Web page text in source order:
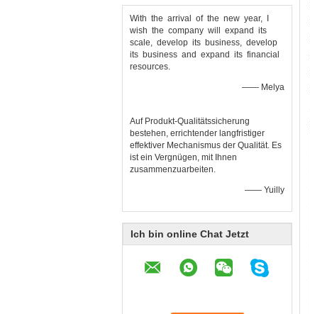
With the arrival of the new year, I
wish the company will expand its
scale, develop its business, develop
its business and expand its financial
resources.
—— Melya
Auf Produkt-Qualitätssicherung
bestehen, errichtender langfristiger
effektiver Mechanismus der Qualität. Es
ist ein Vergnügen, mit Ihnen
zusammenzuarbeiten.
—— Yuilly
Ich bin online Chat Jetzt